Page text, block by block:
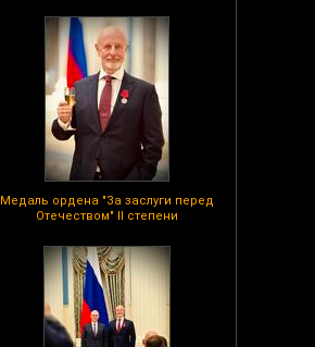
Медаль ордена "За заслуги перед
Отечеством" II степени